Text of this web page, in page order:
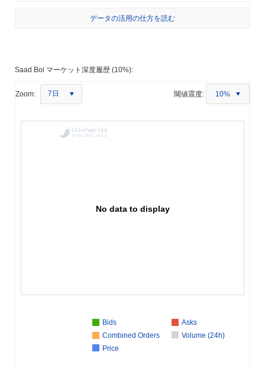
データの活用の仕方を読む
Saad Boi マーケット深度履歴 (10%):
Zoom: 7日 閾値震度: 10%
No data to display
Bids
Asks
Combined Orders
Volume (24h)
Price